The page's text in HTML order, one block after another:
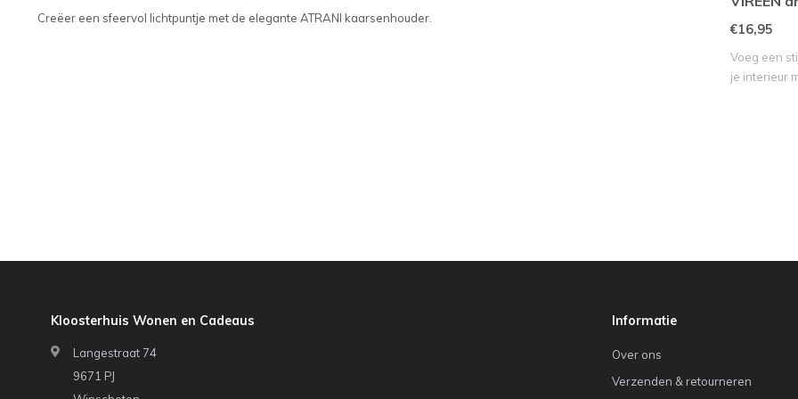
Creëer een sfeervol lichtpuntje met de elegante ATRANI kaarsenhouder.
€16,95
Voeg een
je interieur
Kloosterhuis Wonen en Cadeaus
Langestraat 74
9671 PJ
Informatie
Over ons
Verzenden & retourneren